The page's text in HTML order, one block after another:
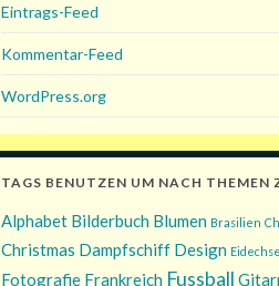
Eintrags-Feed
Kommentar-Feed
WordPress.org
TAGS BENUTZEN UM NACH THEMEN
Alphabet Bilderbuch Blumen Brasilien
Christmas Dampfschiff Design
Fotografie Frankreich Fussball